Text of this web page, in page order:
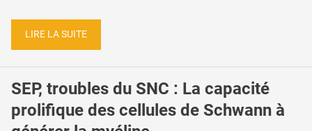
LIRE LA SUITE
SEP, troubles du SNC : La capacité
prolifique des cellules de Schwann à